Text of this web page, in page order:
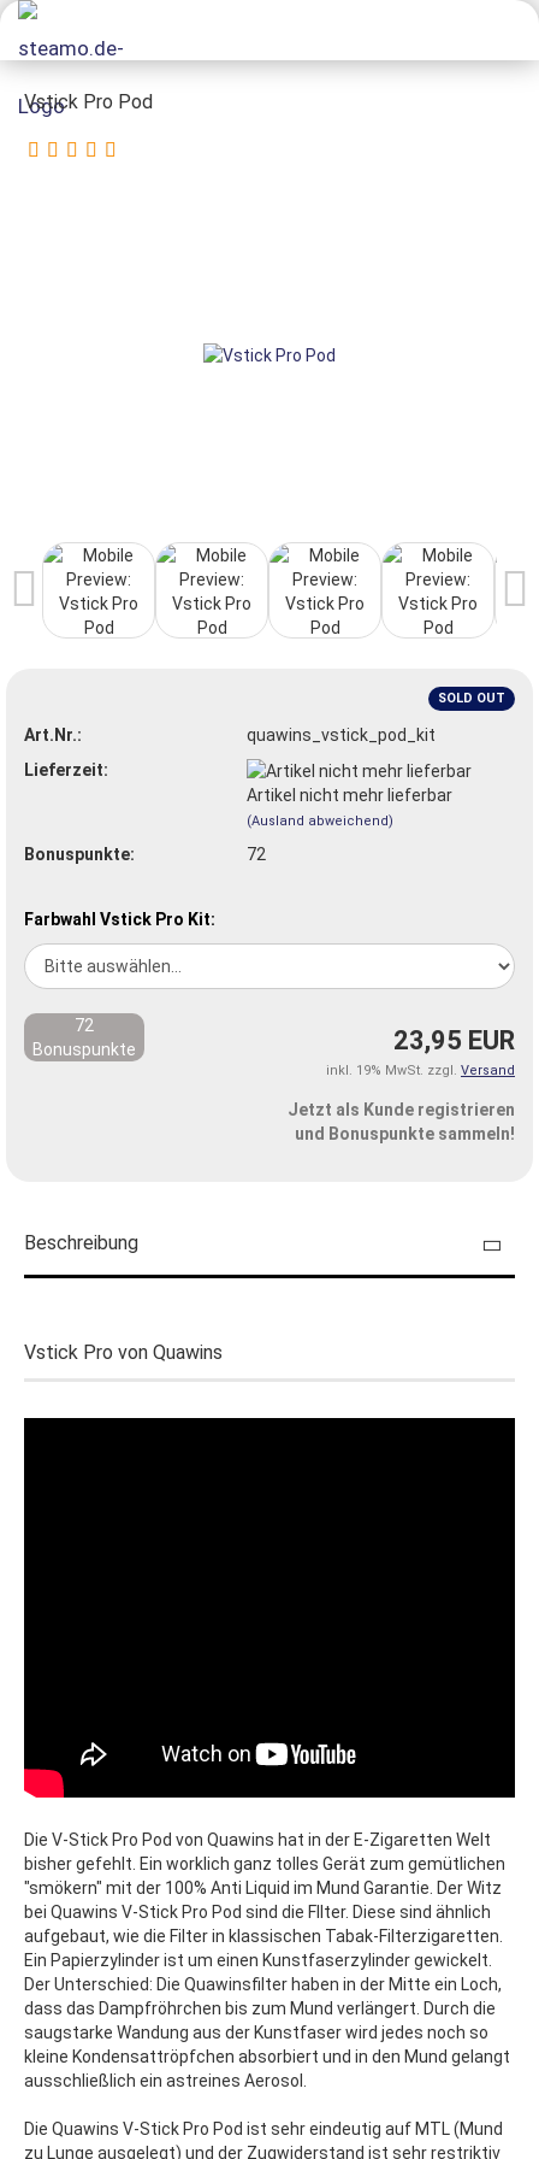
Vstick Pro Pod
SOLD OUT
Art.Nr.:
quawins_vstick_pod_kit
Lieferzeit:
Artikel nicht mehr lieferbar
(Ausland abweichend)
Bonuspunkte: 72
Farbwahl Vstick Pro Kit:
23,95 EUR
inkl. 19% MwSt. zzgl. Versand
72
Bonuspunkte
Jetzt als Kunde registrieren
und Bonuspunkte sammeln!
Beschreibung
Vstick Pro von Quawins
Die V-Stick Pro Pod von Quawins hat in der E-Zigaretten Welt
bisher gefehlt. Ein worklich ganz tolles Gerät zum gemütlichen
"smökern" mit der 100% Anti Liquid im Mund Garantie. Der Witz
bei Quawins V-Stick Pro Pod sind die FIlter. Diese sind ähnlich
aufgebaut, wie die Filter in klassischen Tabak-Filterzigaretten.
Ein Papierzylinder ist um einen Kunstfaserzylinder gewickelt.
Der Unterschied: Die Quawinsfilter haben in der Mitte ein Loch,
dass das Dampfröhrchen bis zum Mund verlängert. Durch die
saugstarke Wandung aus der Kunstfaser wird jedes noch so
kleine Kondensattröpfchen absorbiert und in den Mund gelangt
ausschließlich ein astreines Aerosol.
Die Quawins V-Stick Pro Pod ist sehr eindeutig auf MTL (Mund
zu Lunge ausgelegt) und der Zugwiderstand ist sehr restriktiv